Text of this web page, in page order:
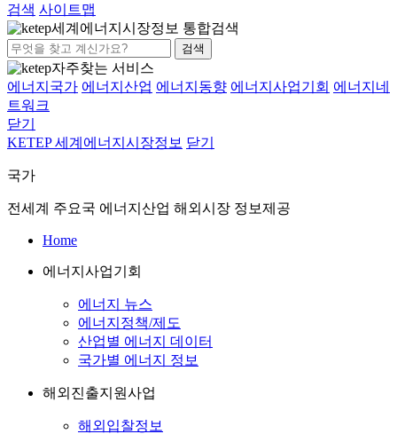
검색 사이트맵
세계에너지시장정보 통합검색
검색
자주찾는 서비스
에너지국가 에너지산업 에너지동향 에너지사업기회 에너지네
트워크
닫기
KETEP 세계에너지시장정보 닫기
국가
전세계 주요국 에너지산업 해외시장 정보제공
Home
에너지사업기회
에너지 뉴스
에너지정책/제도
산업별 에너지 데이터
국가별 에너지 정보
해외진출지원사업
해외입찰정보